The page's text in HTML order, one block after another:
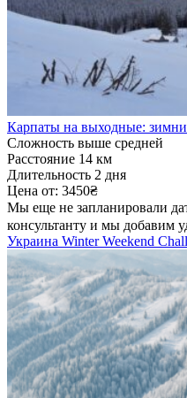
Карпаты на выходные:
Сложность выше средней
Расстояние 14 км
Длительность 2 дня
Цена от: 3450₴
Мы еще не запланировали
консультанту и мы добавим
Украина Winter Weekend